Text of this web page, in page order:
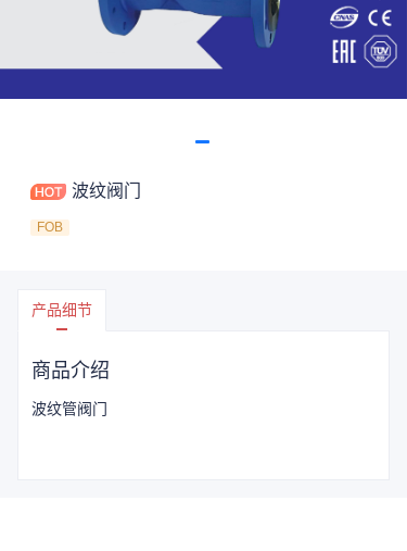
波纹阀门
FOB
产品细节
商品介绍
波纹管阀门